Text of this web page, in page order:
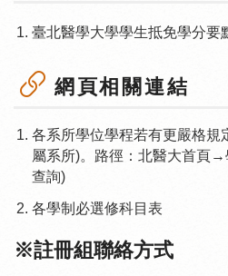
臺北醫學大學學生抵免學分要
網頁相關連結
各系所學位學程若有更嚴格規
屬系所)。路徑：北醫大首頁
查詢)
各學制必選修科目表
※註冊組聯絡方式